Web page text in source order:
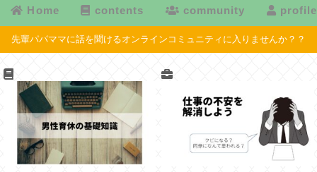
Home contents community profile
先輩パパママに話を聞けるオンラインコミュニティに入りませんか？？